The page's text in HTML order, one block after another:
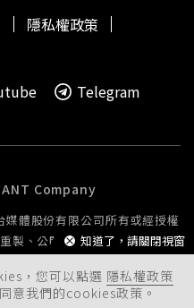
，您可以點選 隱私權政策
意我們的cookies政策。
知道了，請關閉視窗
隱私權政策
Telegram
Company
體股份有限公司所有或經授權
製、公開播送或公開傳輸。